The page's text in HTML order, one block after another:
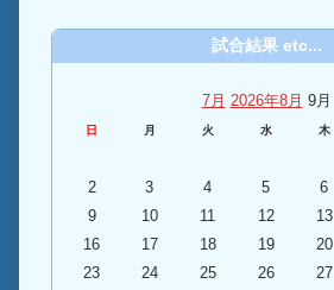
試合結果 etc...
7月 2026年8月 9月
日 月 火 水 木
2
3 4 5 6
9
10 11 12 13
16
17 18 19 20
23
24 25 26 27